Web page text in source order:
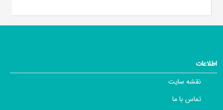
اطلاعات
نقشه سایت
تماس با ما